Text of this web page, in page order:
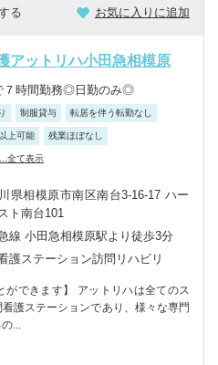
る お気に入りに追加
アットリハ小田急相模原
７時間勤務◎日勤のみ◎
制服貸与 転居を伴う転勤なし
上可能 残業ほぼなし
...全て表示
県相模原市南区南台3-16-17 ハー
ト南台101
線 小田急相模原駅より徒歩3分
護ステーション訪問リハビリ
ができます】 アットリハは全てのス
護ステーションであり、様々な専門
...